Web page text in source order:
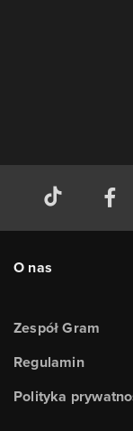
O nas
Zespół Gram
Regulamin
Polityka